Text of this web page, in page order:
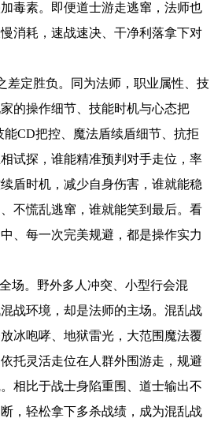
毒素。即便道士游走逃窜，法师也
消耗，速战速决、干净利落拿下对
定胜负。同为法师，职业属性、技
的操作细节、技能时机与心态把
CD把控、魔法盾续盾细节、抗拒
试探，谁能精准预判对手走位，率
盾时机，减少自身伤害，谁就能稳
不慌乱逃窜，谁就能笑到最后。看
、每一次完美规避，都是操作实力
。野外多人冲突、小型行会混
战环境，却是法师的主场。混乱战
冰咆哮、地狱雷光，大范围魔法覆
托灵活走位在人群外围游走，规避
相比于战士身陷重围、道士输出不
，轻松拿下多杀战绩，成为混乱战